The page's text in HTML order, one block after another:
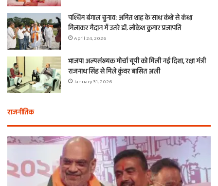
पश्चिम बंगाल चुनाव: अमित शाह के साथ कंधे से कंधा
मिलाकर मैदान में उतरे डॉ. लोकेश कुमार प्रजापति
April 24, 2026
भाजपा अल्पसंख्यक मोर्चा यूपी को मिली नई दिशा, रक्षा मंत्री
राजनाथ सिंह से मिले कुंवर बासित अली
January 31, 2026
राजनीतिक